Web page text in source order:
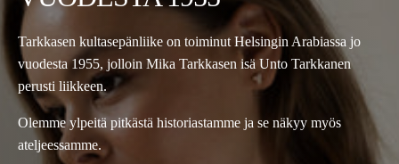
Tarkkasen kultasepänliike on toiminut Helsingin Arabiassa jo
vuodesta 1955, jolloin Mika Tarkkasen isä Unto Tarkkanen
perusti liikkeen.
Olemme ylpeitä pitkästä historiastamme ja se näkyy myös
ateljeessamme.